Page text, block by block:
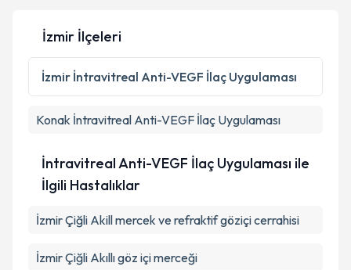
İzmir İlçeleri
İzmir İntravitreal Anti-VEGF İlaç Uygulaması
Konak İntravitreal Anti-VEGF İlaç Uygulaması
İntravitreal Anti-VEGF İlaç Uygulaması ile
İlgili Hastalıklar
İzmir Çiğli Akill mercek ve refraktif göziçi cerrahisi
İzmir Çiğli Akıllı göz içi merceği